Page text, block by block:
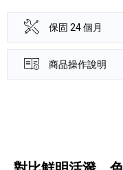
保固 24 個月
商品操作說明